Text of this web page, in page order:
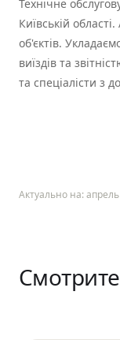
Технічне
Київській
об'єктів.
виїздів та
та спеціалісти з
Актуально на: